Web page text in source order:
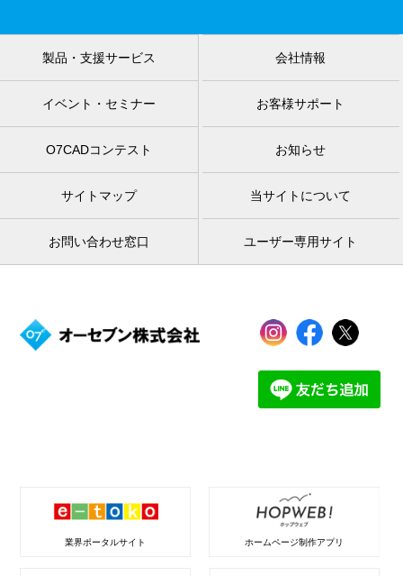
製品・支援サービス 会社情報
イベント・セミナー お客様サポート
O7CADコンテスト お知らせ
サイトマップ 当サイトについて
お問い合わせ窓口 ユーザー専用サイト
業界ポータルサイト ホームページ制作アプリ